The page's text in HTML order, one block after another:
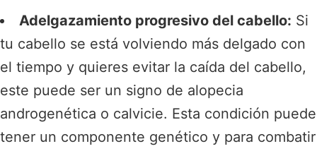
Adelgazamiento progresivo del cabello: Si
tu cabello se está volviendo más delgado con
el tiempo y quieres evitar la caída del cabello,
este puede ser un signo de alopecia
androgenética o calvicie. Esta condición puede
tener un componente genético y para combatir